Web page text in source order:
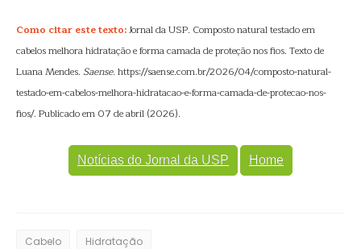
Como citar este texto:Jornal da USP. Composto natural testado em
cabelos melhora hidratação e forma camada de proteção nos fios. Texto de
Luana Mendes. Saense. https://saense.com.br/2026/04/composto-natural-
testado-em-cabelos-melhora-hidratacao-e-forma-camada-de-protecao-nos-
fios/. Publicado em 07 de abril (2026).
Notícias do Jornal da USP Home
Cabelo Hidratação